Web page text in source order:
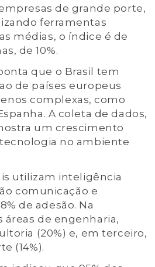
de grande porte,
ferramentas
médias, o índice é de
de 10%.
que o Brasil tem
de países europeus
complexas, como
A coleta de dados,
um crescimento
no ambiente
utilizam inteligência
comunicação e
de adesão. Na
áreas de engenharia,
(20%) e, em terceiro,
(14%).